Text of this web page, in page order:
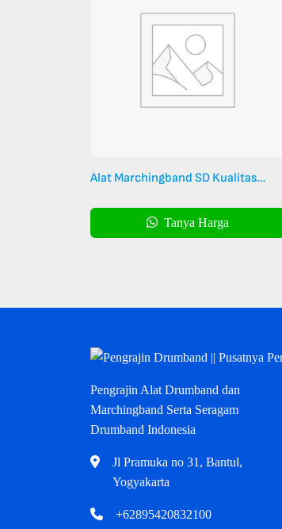
Alat Marchingband SD Kualitas
Airframe
Tanya Harga
Pengrajin Alat Drumband dan
Marchingband Serta Seragam
Drumband Indonesia
Jl Pramuka no 31, Bantul,
Yogyakarta
+62895420832100